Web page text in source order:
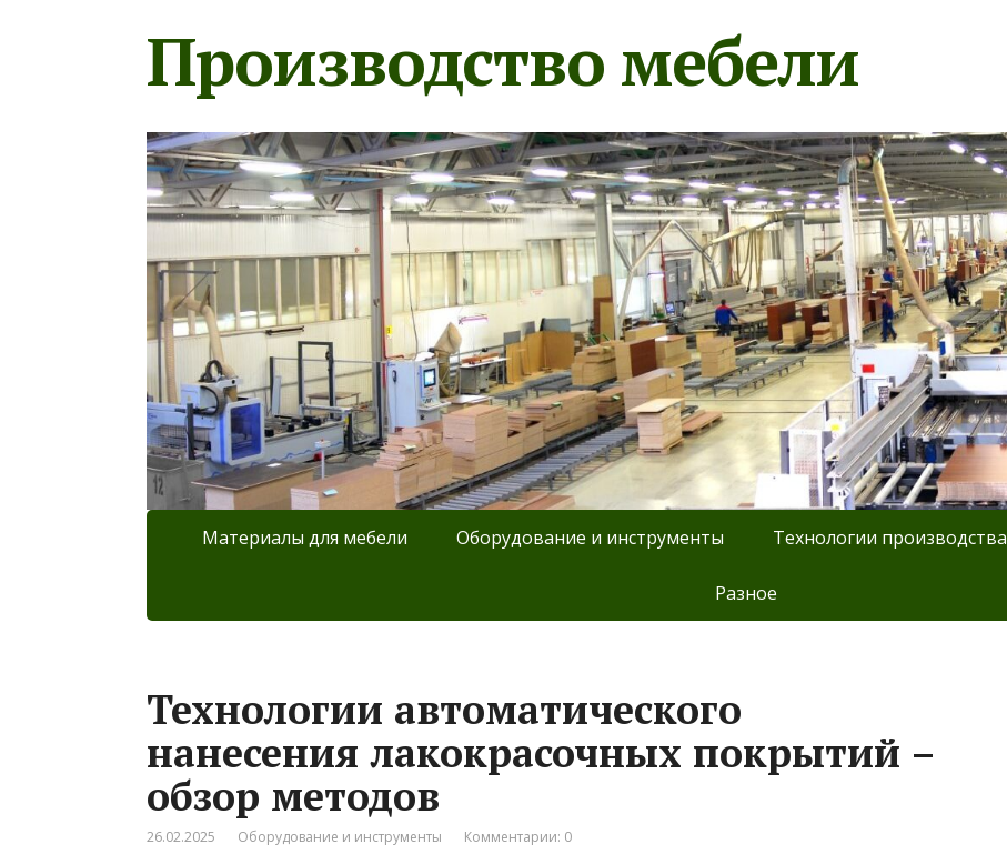
Производство мебели
Материалы для мебели Оборудование и инструменты Технологии производства
Разное
Технологии автоматического
нанесения лакокрасочных покрытий –
обзор методов
26.02.2025 Оборудование и инструменты Комментарии: 0